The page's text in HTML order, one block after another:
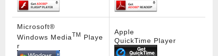
Microsoft®
Windows MediaTM
Playe
r
Apple
QuickTime Player